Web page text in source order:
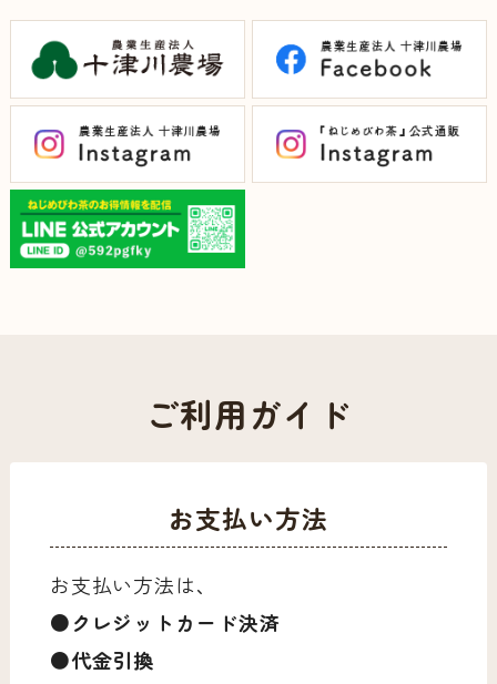
ご利用ガイド
お支払い方法
お支払い方法は、
●クレジットカード決済
●代金引換